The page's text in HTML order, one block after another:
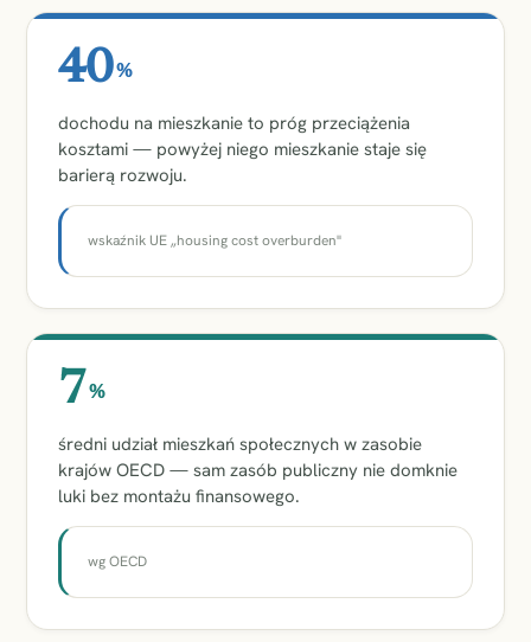
40%
dochodu na mieszkanie to próg przeciążenia
kosztami — powyżej niego mieszkanie staje się
barierą rozwoju.
wskaźnik UE „housing cost overburden"
7 %
średni udział mieszkań społecznych w zasobie
krajów OECD — sam zasób publiczny nie domknie
luki bez montażu finansowego.
wg OECD